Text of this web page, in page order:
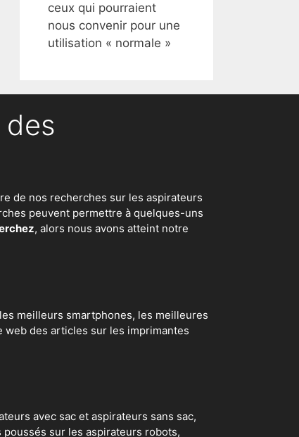
ceux qui pourraient
nous convenir pour une
utilisation « normale »
de nos recherches sur les aspirateurs
peuvent permettre à quelques-uns
, alors nous avons atteint notre
meilleurs smartphones, les meilleures
des articles sur les imprimantes
avec sac et aspirateurs sans sac,
poussés sur les aspirateurs robots,